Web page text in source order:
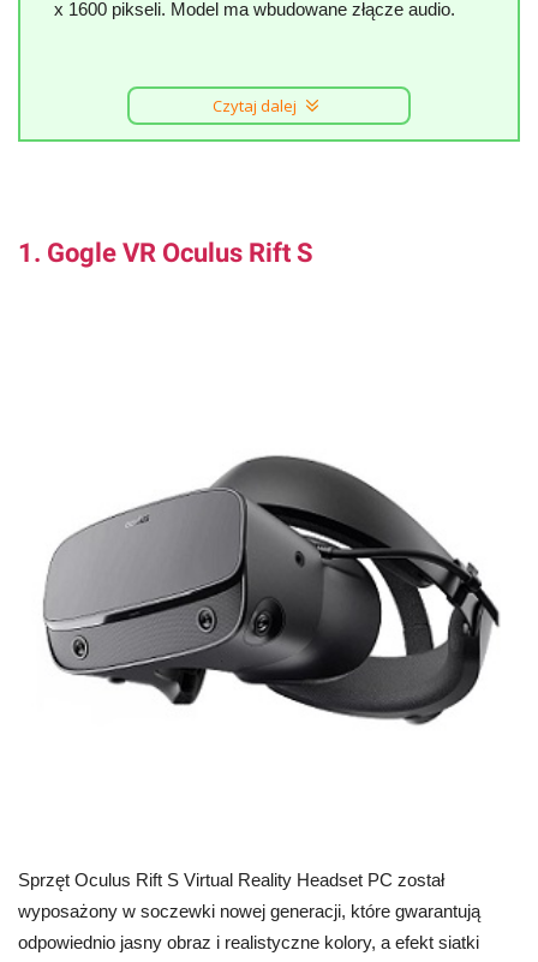
x 1600 pikseli. Model ma wbudowane złącze audio.
Czytaj dalej
1. Gogle VR Oculus Rift S
Sprzęt Oculus Rift S Virtual Reality Headset PC został
wyposażony w soczewki nowej generacji, które gwarantują
odpowiednio jasny obraz i realistyczne kolory, a efekt siatki